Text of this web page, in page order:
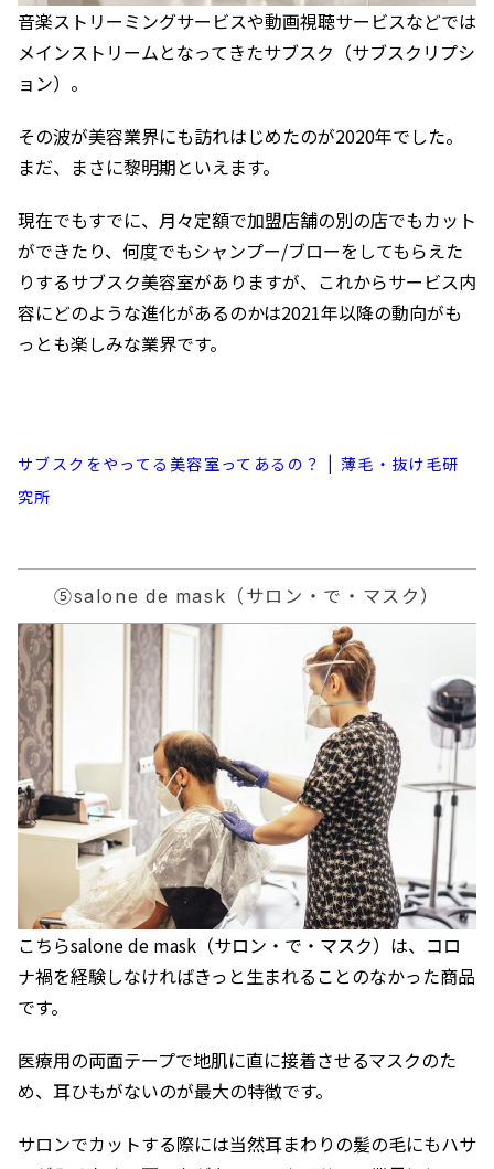
音楽ストリーミングサービスや動画視聴サービスなどでは
メインストリームとなってきたサブスク（サブスクリプシ
ョン）。
その波が美容業界にも訪れはじめたのが2020年でした。
まだ、まさに黎明期といえます。
現在でもすでに、月々定額で加盟店舗の別の店でもカット
ができたり、何度でもシャンプー/ブローをしてもらえた
りするサブスク美容室がありますが、これからサービス内
容にどのような進化があるのかは2021年以降の動向がも
っとも楽しみな業界です。
サブスクをやってる美容室ってあるの？ | 薄毛・抜け毛研
究所
⑤salone de mask（サロン・で・マスク）
こちらsalone de mask（サロン・で・マスク）は、コロ
ナ禍を経験しなければきっと生まれることのなかった商品
です。
医療用の両面テープで地肌に直に接着させるマスクのた
め、耳ひもがないのが最大の特徴です。
サロンでカットする際には当然耳まわりの髪の毛にもハサ